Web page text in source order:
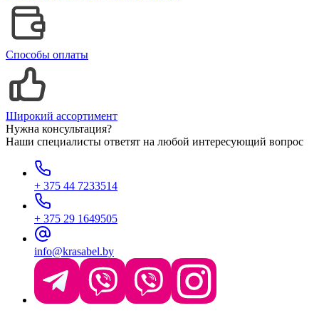
Способы оплаты
Широкий ассортимент
Нужна консультация?
Наши специалисты ответят на любой интересующий вопрос
+ 375 44 7233514
+ 375 29 1649505
info@krasabel.by